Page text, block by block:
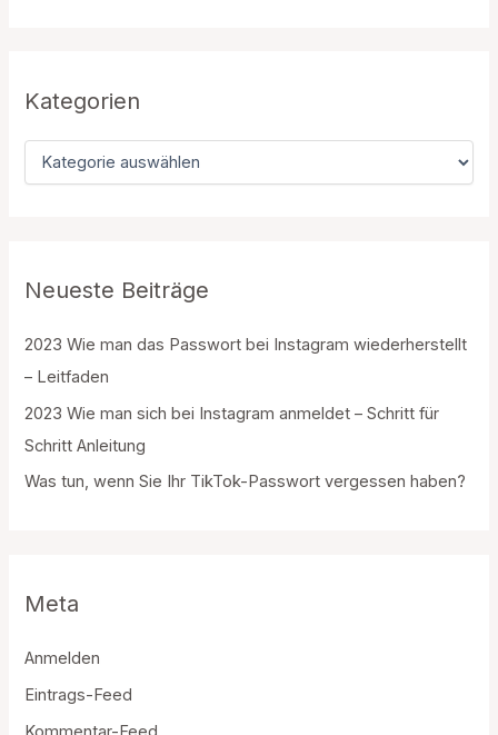
n
a
c
:
Kategorien
r
n
Neueste Beiträge
2023 Wie man das Passwort bei Instagram wiederherstellt
– Leitfaden
2023 Wie man sich bei Instagram anmeldet – Schritt für
Schritt Anleitung
Was tun, wenn Sie Ihr TikTok-Passwort vergessen haben?
Meta
Anmelden
Eintrags-Feed